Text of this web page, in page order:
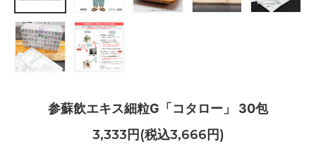
参蘇飲エキス細粒G「コタロー」 30包
3,333円(税込3,666円)